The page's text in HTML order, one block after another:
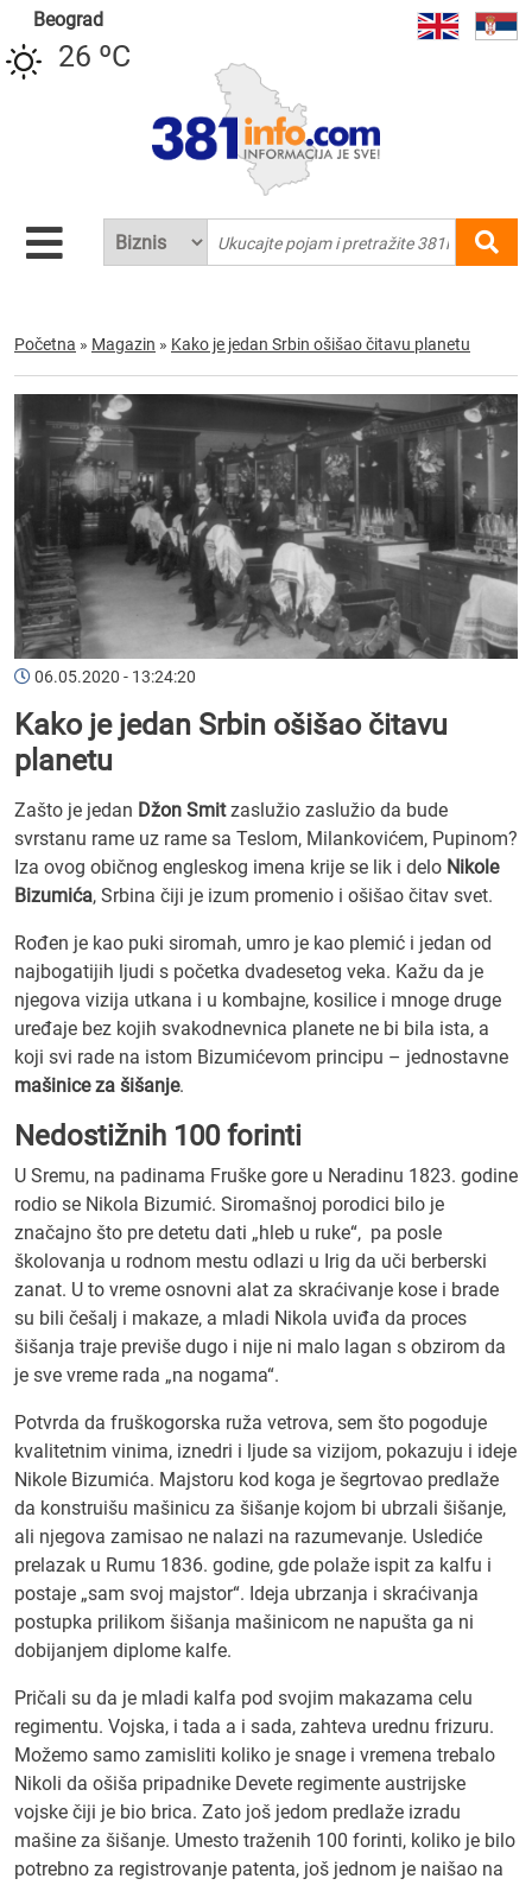
Beograd
26 ºC
Početna » Magazin » Kako je jedan Srbin ošišao čitavu planetu
06.05.2020 - 13:24:20
Kako je jedan Srbin ošišao čitavu
planetu
Zašto je jedan Džon Smitzaslužio zaslužio da bude
svrstanu rame uz rame sa Teslom, Milankovićem, Pupinom?
Iza ovog običnog engleskog imena krije se lik i delo Nikole
Bizumića, Srbina čiji je izum promenio i ošišao čitav svet.
Rođen je kao puki siromah, umro je kao plemić i jedan od
najbogatijih ljudi s početka dvadesetog veka. Kažu da je
njegova vizija utkana i u kombajne, kosilice i mnoge druge
uređaje bez kojih svakodnevnica planete ne bi bila ista, a
koji svi rade na istom Bizumićevom principu – jednostavne
mašinice za šišanje.
Nedostižnih 100 forinti
U Sremu, na padinama Fruške gore u Neradinu 1823. godine
rodio se Nikola Bizumić. Siromašnoj porodici bilo je
značajno što pre detetu dati „hleb u ruke“, pa posle
školovanja u rodnom mestu odlazi u Irig da uči berberski
zanat. U to vreme osnovni alat za skraćivanje kose i brade
su bili češalj i makaze, a mladi Nikola uviđa da proces
šišanja traje previše dugo i nije ni malo lagan s obzirom da
je sve vreme rada „na nogama“.
Potvrda da fruškogorska ruža vetrova, sem što pogoduje
kvalitetnim vinima, iznedri i ljude sa vizijom, pokazuju i ideje
Nikole Bizumića. Majstoru kod koga je šegrtovao predlaže
da konstruišu mašinicu za šišanje kojom bi ubrzali šišanje,
ali njegova zamisao ne nalazi na razumevanje. Uslediće
prelazak u Rumu 1836. godine, gde polaže ispit za kalfu i
postaje „sam svoj majstor“. Ideja ubrzanja i skraćivanja
postupka prilikom šišanja mašinicom ne napušta ga ni
dobijanjem diplome kalfe.
Pričali su da je mladi kalfa pod svojim makazama celu
regimentu. Vojska, i tada a i sada, zahteva urednu frizuru.
Možemo samo zamisliti koliko je snage i vremena trebalo
Nikoli da ošiša pripadnike Devete regimente austrijske
vojske čiji je bio brica. Zato još jedom predlaže izradu
mašine za šišanje. Umesto traženih 100 forinti, koliko je bilo
potrebno za registrovanje patenta, još jednom je naišao na